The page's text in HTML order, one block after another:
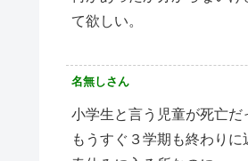
て欲しい。
名無しさん
小学生と言う児童が死亡だ
もうすぐ３学期も終わりに